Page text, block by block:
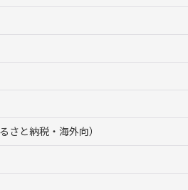
さと納税・海外向）